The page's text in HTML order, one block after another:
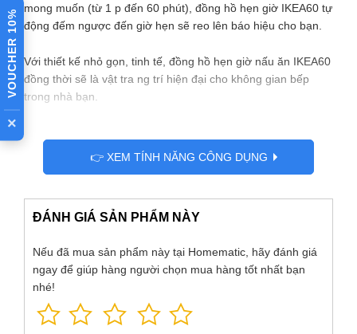
mong muốn (từ 1 p đến 60 phút), đồng hồ hẹn giờ IKEA60 tự
động đếm ngược đến giờ hẹn sẽ reo lên báo hiệu cho bạn.
Với thiết kế nhỏ gọn, tinh tế, đồng hồ hẹn giờ nấu ăn IKEA60
đồng thời sẽ là vật tra ng trí hiện đại cho không gian bếp
trong nhà bạn.
Bước 1: Vặn đồng hồ theo chiều kim đồng hồ đến số 55
lượng hẹn giờ mong muốn
Đồng hồ tự động đếm ngược hết giờ hẹn sẽ reo lên báo
hiệu.
Tuyệt đối không vặn đồng hồ ngược chiều kim đồng hồ từ
số 0 đến số 55 sẽ làm hỏng thiết bị.
👉 XEM TÍNH NĂNG CÔNG DỤNG
ĐÁNH GIÁ SẢN PHẨM NÀY
Nếu đã mua sản phẩm này tại Homematic, hãy đánh giá
ngay để giúp hàng người chọn mua hàng tốt nhất bạn
nhé!
VOUCHER 10%
×